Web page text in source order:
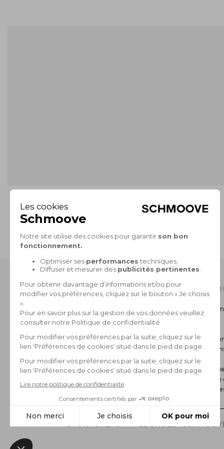
CB, 3X sans frais, Paypal
NOTRE CATALOGUE
Collection Homme
Collection Femme
Livraison
FAQ
© RAUTUREAU APPLE SHOES -